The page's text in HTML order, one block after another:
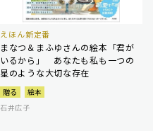
えほん新定番
まなつ＆まふゆさんの絵本「君が
いるから」 あなたも私も一つの
星のような大切な存在
贈る
絵本
石井広子